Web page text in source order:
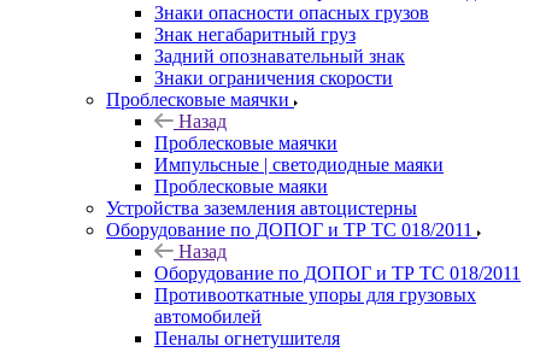
Знаки опасности опасных грузов
Знак негабаритный груз
Задний опознавательный знак
Знаки ограничения скорости
Проблесковые маячки
Назад
Проблесковые маячки
Импульсные | светодиодные маяки
Проблесковые маяки
Устройства заземления автоцистерны
Оборудование по ДОПОГ и ТР ТС 018/2011
Назад
Оборудование по ДОПОГ и ТР ТС 018/2011
Противооткатные упоры для грузовых
автомобилей
Пеналы огнетушителя